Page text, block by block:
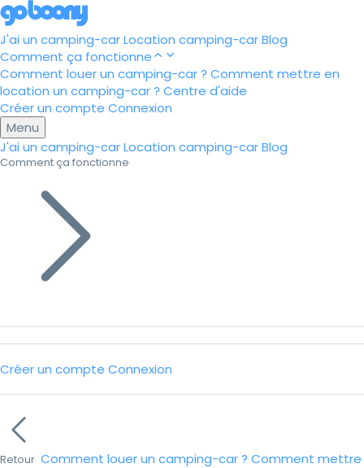
J'ai un camping-carLocation camping-carBlog
Comment ça fonctionne
Comment louer un camping-car ? Comment mettre en
location un camping-car ? Centre d'aide
Créer un compte Connexion
Menu
J'ai un camping-carLocation camping-carBlog
Comment ça fonctionne
Créer un compte Connexion
Retour Comment louer un camping-car ? Comment mettre